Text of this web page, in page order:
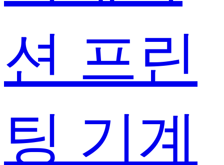
션 프린
팅 기계